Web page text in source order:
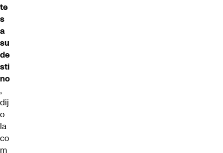
te
s
a
su
de
sti
no
,
dij
o
la
co
m